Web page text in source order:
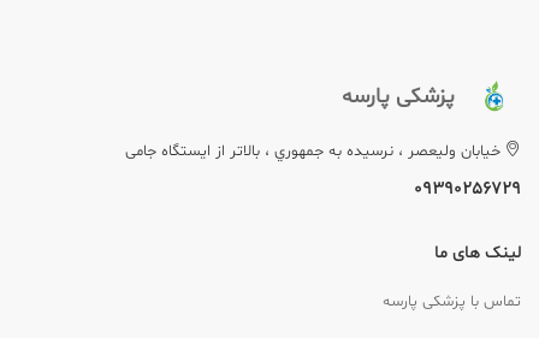
پزشکی پارسه
خيابان وليعصر ، نرسيده به جمهوري ، بالاتر از ایستگاه جامی
09390256729
لینک های ما
تماس با پزشکی پارسه